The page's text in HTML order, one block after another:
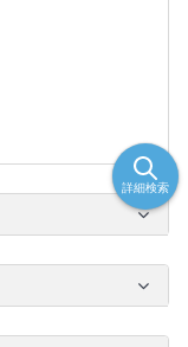
詳細検索